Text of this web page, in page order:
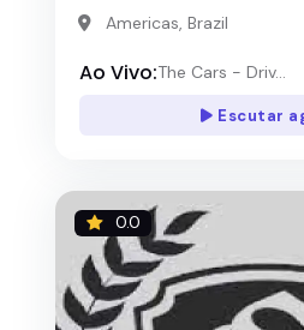
Americas, Brazil
Ao Vivo:The Cars - Driv...
Escutar
0.0